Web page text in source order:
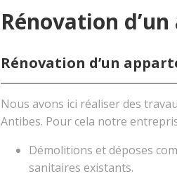
Rénovation
Rénovation d’un
Nous avons ici réaliser des
Antibes. Pour cela notre
Démolitions et déposes
sanitaires existants.